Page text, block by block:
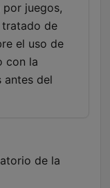
juegos,
tratado de
el uso de
con la
antes del
de la